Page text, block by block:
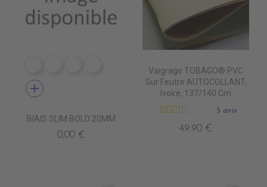
PB9060 BOLD PERLE
PB4120 BOLD NAVY
add
BIAIS SLIM BOLD 20MM
0,00 €
Vaigrage TOBAGO® PVC
Sur Feutre AUTOCOLLANT,
Ivoire, 137/140 Cm
5 avis
49,90 €